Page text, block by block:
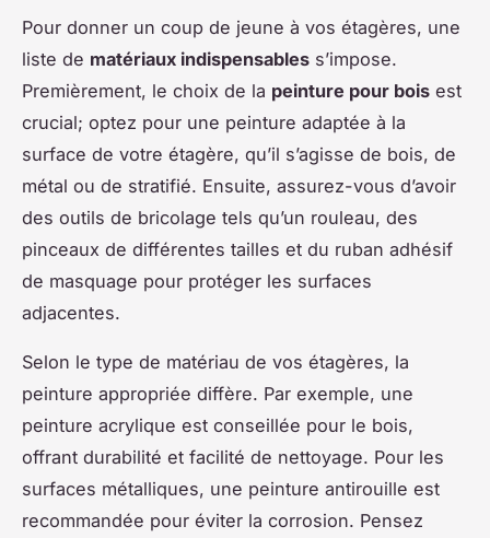
Pour donner un coup de jeune à vos étagères, une
liste de matériaux indispensables s’impose.
Premièrement, le choix de la peinture pour bois est
crucial; optez pour une peinture adaptée à la
surface de votre étagère, qu’il s’agisse de bois, de
métal ou de stratifié. Ensuite, assurez-vous d’avoir
des outils de bricolage tels qu’un rouleau, des
pinceaux de différentes tailles et du ruban adhésif
de masquage pour protéger les surfaces
adjacentes.
Selon le type de matériau de vos étagères, la
peinture appropriée diffère. Par exemple, une
peinture acrylique est conseillée pour le bois,
offrant durabilité et facilité de nettoyage. Pour les
surfaces métalliques, une peinture antirouille est
recommandée pour éviter la corrosion. Pensez